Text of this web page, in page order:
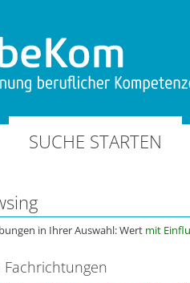
SUCHE STARTEN
in Ihrer Auswahl: Wert mit
Fachrichtungen